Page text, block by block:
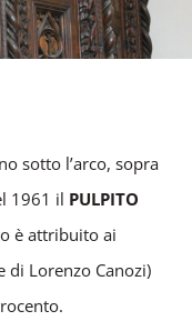
sotto l’arco, sopra
1961 il PULPITO
è attribuito ai
di Lorenzo Canozi)